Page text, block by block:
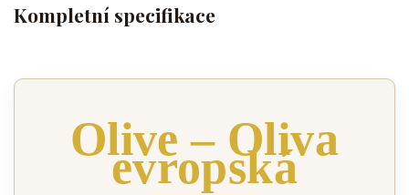
Kompletní specifikace
Olive – Oliva
evropská